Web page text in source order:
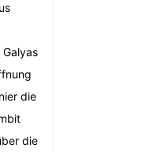
die
die